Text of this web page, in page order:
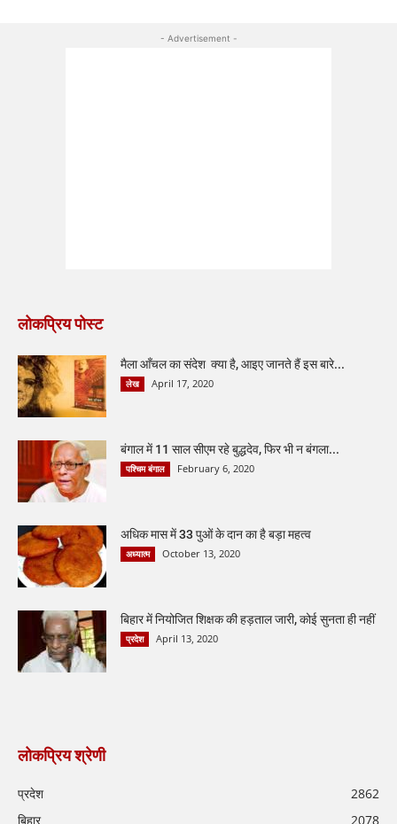
- Advertisement -
लोकप्रिय पोस्ट
मैला आँचल का संदेश क्या है, आइए जानते हैं इस बारे...
लेख April 17, 2020
बंगाल में 11 साल सीएम रहे बुद्धदेव, फिर भी न बंगला...
पश्चिम बंगाल February 6, 2020
अधिक मास में 33 पुओं के दान का है बड़ा महत्व
अध्यात्म October 13, 2020
बिहार में नियोजित शिक्षक की हड़ताल जारी, कोई सुनता ही नहीं
प्रदेश April 13, 2020
लोकप्रिय श्रेणी
प्रदेश
2862
बिहार
2078